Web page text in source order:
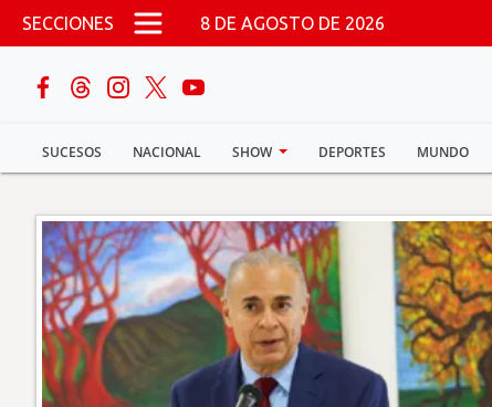
Pasar al contenido principal
SECCIONES 8 DE AGOSTO DE 2026
SUCESOS NACIONAL SHOW DEPORTES MUNDO
buscar
Sucesos
Nacional
Política
Show